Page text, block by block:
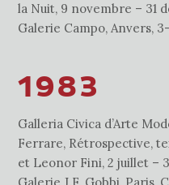
la Nuit, 9 novembre – 31
Galerie Campo, Anvers,
1983
Galleria Civica d’Arte
Ferrare, Rétrospective,
et Leonor Fini, 2 juillet –